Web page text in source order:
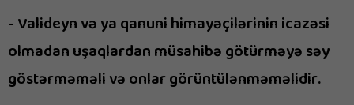
- Valideyn və ya qanuni himayəçilərinin icazəsi
olmadan uşaqlardan müsahibə götürməyə səy
göstərməməli və onlar görüntülənməməlidir.